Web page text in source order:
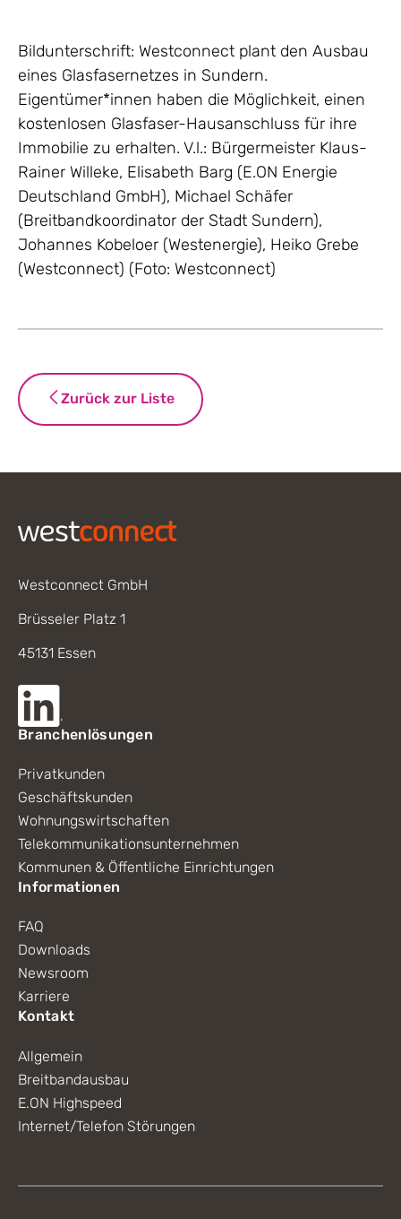
Bildunterschrift: Westconnect plant den Ausbau
eines Glasfasernetzes in Sundern.
Eigentümer*innen haben die Möglichkeit, einen
kostenlosen Glasfaser-Hausanschluss für ihre
Immobilie zu erhalten. V.l.: Bürgermeister Klaus-
Rainer Willeke, Elisabeth Barg (E.ON Energie
Deutschland GmbH), Michael Schäfer
(Breitbandkoordinator der Stadt Sundern),
Johannes Kobeloer (Westenergie), Heiko Grebe
(Westconnect) (Foto: Westconnect)
Zurück zur Liste
Westconnect GmbH
Brüsseler Platz 1
45131 Essen
Branchenlösungen
Privatkunden
Geschäftskunden
Wohnungswirtschaften
Telekommunikationsunternehmen
Kommunen & Öffentliche Einrichtungen
Informationen
FAQ
Downloads
Newsroom
Karriere
Kontakt
Allgemein
Breitbandausbau
E.ON Highspeed
Internet/Telefon Störungen